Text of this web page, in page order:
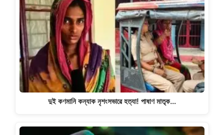
দুই কণমানি কন্যাক নৃশংসভাৱে হত্যা! পাষাণ মাতৃক…